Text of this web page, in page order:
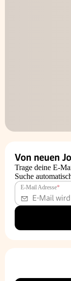
Von neuen
Trage deine E-
Suche
E-Mail Adresse*